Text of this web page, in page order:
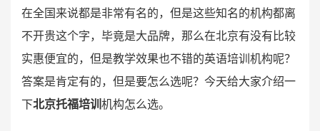
在全国来说都是非常有名的，但是这些知名的机构都离
不开贵这个字，毕竟是大品牌，那么在北京有没有比较
实惠便宜的，但是教学效果也不错的英语培训机构呢？
答案是肯定有的，但是要怎么选呢？今天给大家介绍一
下北京托福培训 机构怎么选。